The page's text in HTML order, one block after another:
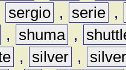
sergio , serie ,
, shuma ,
, silver ,